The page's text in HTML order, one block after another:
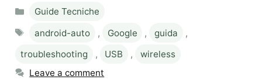
Categories
Guide Tecniche
Tags
android-auto , Google , guida
,
troubleshooting
, USB ,
wireless
Leave a comment